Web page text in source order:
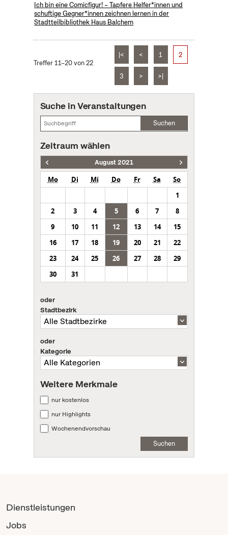
​Ich bin eine Comicfigur! – Tapfere Helfer*innen und
schuftige Gegner*innen zeichnen lernen in der
Stadtteilbibliothek Haus Balchem
Treffer 11–20 von 22
|< < 1 2
3 > >|
Suche in Veranstaltungen
Suchen
Zeitraum wählen
August 2021
Mo Di Mi Do Fr Sa
So
1
2
3 4 5 6 7
8
9
10 11 12 13 14
15
16
17 18 19 20 21
22
23
24 25 26 27 28
29
30
31
oder
Stadtbezirk
oder
Kategorie
Weitere Merkmale
nur kostenlos
nur Highlights
Wochenendvorschau
Suchen
Dienstleistungen
Jobs